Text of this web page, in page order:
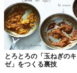
で茹で上げたパスタ
ガノなんかを散らし
もう、わかる人はわ
るのをお許しください
決してマズいわけじ
とろとろの「玉ねぎの
ゼ」をつくる裏技